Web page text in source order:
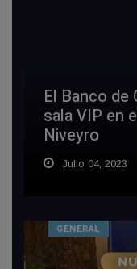
El Banco
sala VIP en
Niveyro
Julio 04, 2023
GENERAL